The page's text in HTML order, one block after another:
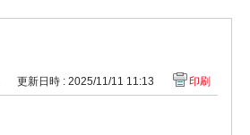
更新日時 : 2025/11/11 11:13 印刷